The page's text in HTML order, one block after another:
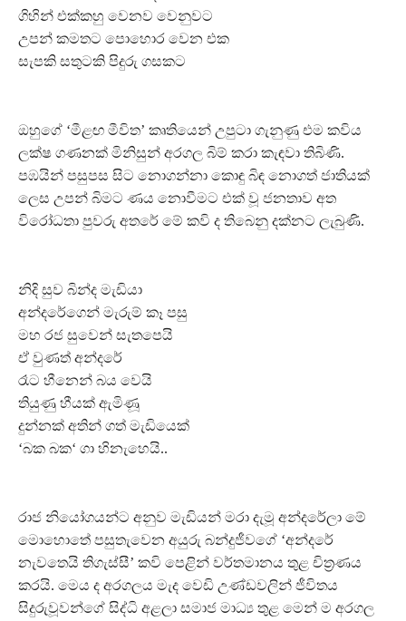
ගිහින් එක්කහු වෙනව වෙනුවට
උපන් කමතට පොහොර වෙන එක
සැපකි සතුටකි පිදුරු ගසකට
ඔහුගේ ‘මීළඟ මීවිත’ කෘතියෙන් උපුටා ගැනුණු එම කවිය
ලක්ෂ ගණනක් මිනිසුන් අරගල බිම් කරා කැඳවා තිබිණි.
පඹයින් පසුපස සිට නොගන්නා කොඳු බිඳ නොගත් ජාතියක්
ලෙස උපන් බිමට ණය නොවීමට එක් වූ ජනතාව අත
විරෝධතා පුවරු අතරේ මේ කවි ද තිබෙනු දක්නට ලැබුණි.
නිදි සුව බින්ද මැඩියා
අන්දරේගෙන් මැරුම් කෑ පසු
මහ රජ සුවෙන් සැතපෙයි
ඒ වුණත් අන්දරේ
රෑට හීනෙන් බය වෙයි
තියුණු හීයක් ඇමිණූ
දුන්නක් අතින් ගත් මැඩියෙක්
‘බක බක‘ ගා හිනැහෙයි..
රාජ නියෝගයන්ට අනුව මැඩියන් මරා දැමූ අන්දරේලා මේ
මොහොතේ පසුතැවෙන අයුරු බන්දුජීවගේ ‘අන්දරේ
නැවතෙයි තිගැස්සී’ කවි පෙළින් වර්තමානය තුළ චිත්‍රණය
කරයි. මෙය ද අරගලය මැද වෙඩි උණ්ඩවලින් ජීවිතය
සිදුරුවූවන්ගේ සිද්ධි අළලා සමාජ මාධ්‍ය තුළ මෙන් ම අරගල